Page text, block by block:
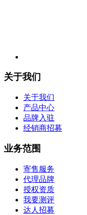
关于我们
关于我们
产品中心
品牌入驻
经销商招募
业务范围
寄售服务
代理品牌
授权资质
我要测评
达人招募